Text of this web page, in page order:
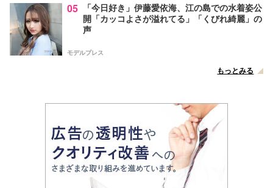
05
「今日好き」伊藤愛依海、江の島での水着姿公
開「カッコよさが溢れてる」「くびれ綺麗」の
声
モデルプレス
もっとみる